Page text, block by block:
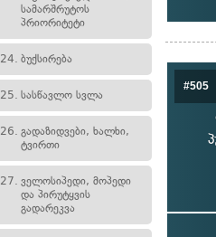
სამარშრუტოს
პრიორიტეტი
24. ბუქსირება
25. სასწავლო სვლა
26. გადაზიდვები, ხალხი,
ტვირთი
27. ველოსიპედი, მოპედი
და პირუტყვის
გადარეკვა
#505